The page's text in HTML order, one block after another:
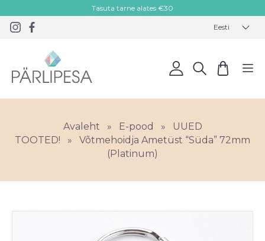
Tasuta tarne alates €30
Eesti
Avaleht » E-pood »
UUED
TOOTED!
»
Võtmehoidja Ametüst “Süda” 72mm
(Platinum)